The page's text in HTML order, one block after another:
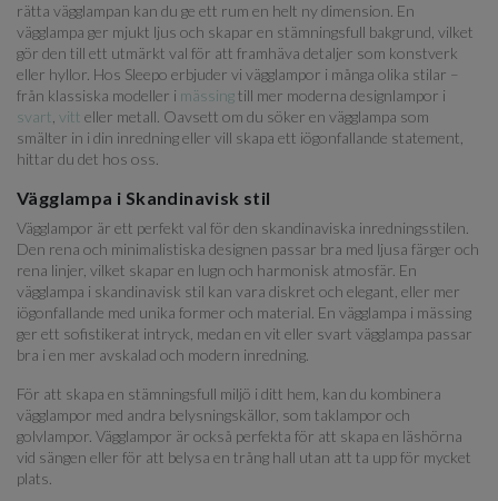
rätta vägglampan kan du ge ett rum en helt ny dimension. En
vägglampa ger mjukt ljus och skapar en stämningsfull bakgrund, vilket
gör den till ett utmärkt val för att framhäva detaljer som konstverk
eller hyllor. Hos Sleepo erbjuder vi vägglampor i många olika stilar –
från klassiska modeller i mässingtill mer moderna designlampor i
svart vitt eller metall. Oavsett om du söker en vägglampa som
smälter in i din inredning eller vill skapa ett iögonfallande statement,
hittar du det hos oss.
Vägglampa i Skandinavisk stil
Vägglampor är ett perfekt val för den skandinaviska inredningsstilen.
Den rena och minimalistiska designen passar bra med ljusa färger och
rena linjer, vilket skapar en lugn och harmonisk atmosfär. En
vägglampa i skandinavisk stil kan vara diskret och elegant, eller mer
iögonfallande med unika former och material. En vägglampa i mässing
ger ett sofistikerat intryck, medan en vit eller svart vägglampa passar
bra i en mer avskalad och modern inredning.
För att skapa en stämningsfull miljö i ditt hem, kan du kombinera
vägglampor med andra belysningskällor, som taklampor och
golvlampor. Vägglampor är också perfekta för att skapa en läshörna
vid sängen eller för att belysa en trång hall utan att ta upp för mycket
plats.